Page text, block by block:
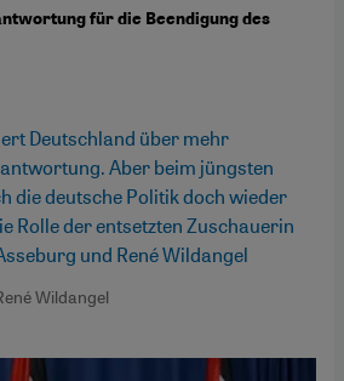
für die Beendigung des
Deutschland über mehr
Aber beim jüngsten
die deutsche Politik doch wieder
Rolle der entsetzten Zuschauerin
und René Wildangel
Wildangel